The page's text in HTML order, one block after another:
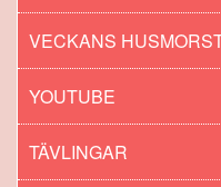
VECKANS
YOUTUBE
TÄVLINGAR